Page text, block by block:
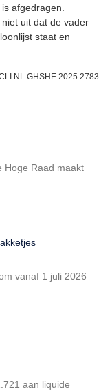
afgedragen.
uit dat de vader
staat en
Hoge Raad maakt
vanaf 1 juli 2026
aan liquide